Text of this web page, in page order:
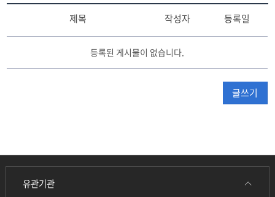
판
제목 작성자 등록일
등록된 게시물이 없습니다.
글쓰기
유관기관